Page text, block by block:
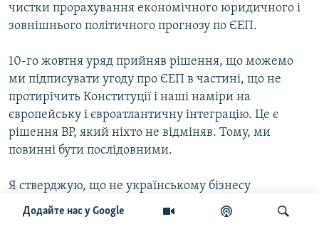
Додайте нас у Google
чистки прорахування економічного юридичного і
зовнішнього політичного прогнозу по ЄЕП.
10-го жовтня уряд прийняв рішення, що можемо
ми підписувати угоду про ЄЕП в частині, що не
протирічить Конституції і наші наміри на
європейську і євроатлантичну інтеграцію. Це є
рішення ВР, який ніхто не відміняв. Тому, ми
повинні бути послідовними.
Я стверджую, що не українському бізнесу
Національному, індустріальному українському
бізнесу, не економічного ніякого відношення